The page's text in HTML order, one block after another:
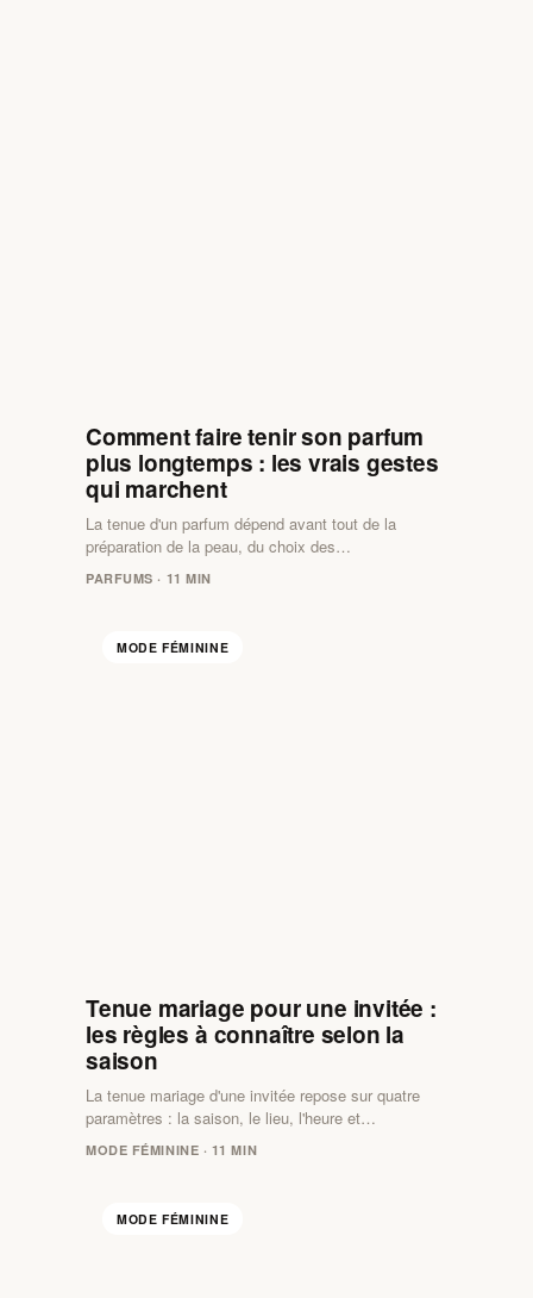
Comment faire tenir son parfum
plus longtemps : les vrais gestes
qui marchent
La tenue d'un parfum dépend avant tout de la
préparation de la peau, du choix des…
PARFUMS · 11 MIN
MODE FÉMININE
Tenue mariage pour une invitée :
les règles à connaître selon la
saison
La tenue mariage d'une invitée repose sur quatre
paramètres : la saison, le lieu, l'heure et…
MODE FÉMININE · 11 MIN
MODE FÉMININE